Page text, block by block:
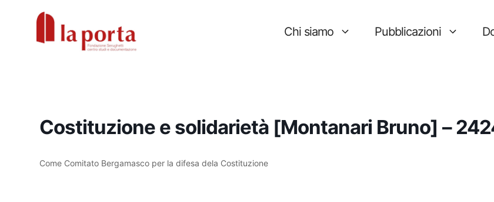
Chi siamo Pubblicazioni
Costituzione e solidarietà [Montanari Bruno] –
Come Comitato Bergamasco per la difesa dela Costituzione